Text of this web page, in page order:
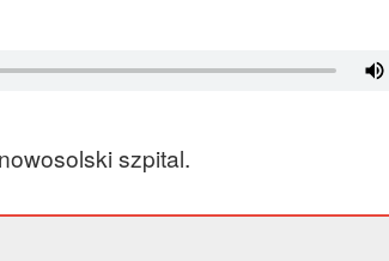
szpital.